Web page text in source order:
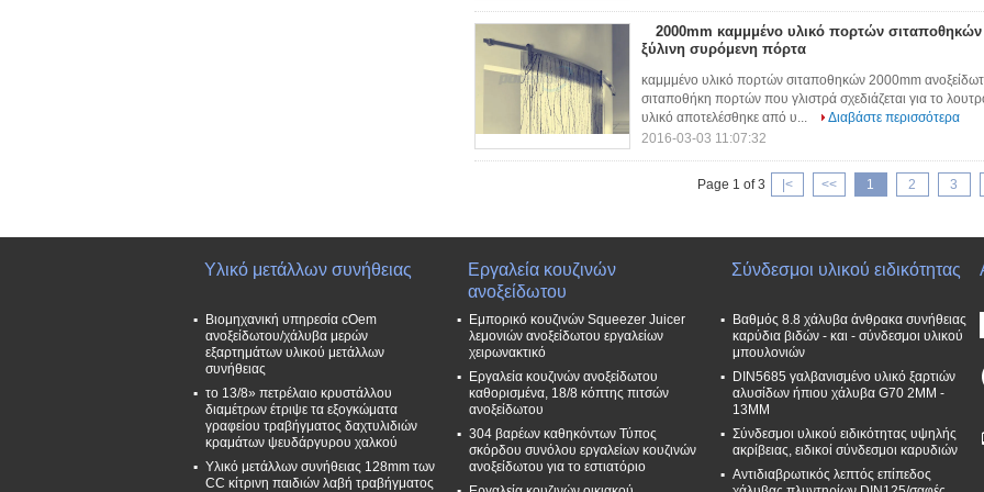
2000mm καμμμένο υλικό πορτών σιταποθηκών
ξύλινη συρόμενη πόρτα
καμμμένο υλικό πορτών σιταποθηκών 2000mm
σιταποθήκη πορτών που γλιστρά σχεδιάζεται για το
υλικό αποτελέσθηκε από υ...
Διαβάστε περισσότερα
2016-03-03 11:07:32
Page 1 of 3 |< << 1 2 3
Υλικό μετάλλων συνήθειας
Βιομηχανική υπηρεσία cOem
ανοξείδωτου/χάλυβα μερών
εξαρτημάτων υλικού μετάλλων
συνήθειας
το 13/8» πετρέλαιο κρυστάλλου
διαμέτρων έτριψε τα εξογκώματα
γραφείου τραβήγματος δαχτυλιδιών
κραμάτων ψευδάργυρου χαλκού
Υλικό μετάλλων συνήθειας 128mm των
CC κίτρινη παιδιών λαβή τραβήγματος
Εργαλεία κουζινών
ανοξείδωτου
Εμπορικό κουζινών Squeezer Juicer
λεμονιών ανοξείδωτου εργαλείων
χειρωνακτικό
Εργαλεία κουζινών ανοξείδωτου
καθορισμένα, 18/8 κόπτης πιτσών
ανοξείδωτου
304 βαρέων καθηκόντων Τύπος
σκόρδου συνόλου εργαλείων κουζινών
ανοξείδωτου για το εστιατόριο
Σύνδεσμοι υλικού ειδικότητας
Βαθμός 8.8 χάλυβα άνθρακα συνήθειας
καρύδια βιδών - και - σύνδεσμοι υλικού
μπουλονιών
DIN5685 γαλβανισμένο υλικό ξαρτιών
αλυσίδων ήπιου χάλυβα G70 2MM -
13MM
Σύνδεσμοι υλικού ειδικότητας υψηλής
ακρίβειας, ειδικοί σύνδεσμοι καρυδιών
Αντιδιαβρωτικός λεπτός επίπεδος